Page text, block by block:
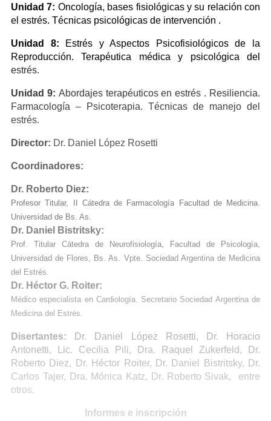
Unidad 7: Oncología, bases fisiológicas y su relación con
el estrés. Técnicas psicológicas de intervención .
Unidad 8: Estrés y Aspectos Psicofisiológicos de la
Reproducción. Terapéutica médica y psicológica del
estrés.
Unidad 9: Abordajes terapéuticos en estrés . Resiliencia.
Farmacología – Psicoterapia. Técnicas de manejo del
estrés.
Director: Dr. Daniel López Rosetti
Coordinadores:
Dr. Roberto Diez:
Profesor Titular, II Cátedra de Farmacología Facultad de Medicina.
Universidad de Bs. As.
Dr. Daniel Bistritsky:
Prof. Titular Cátedra de Neurofisiología, Facultad de Psicología,
Universidad de Flores, Bs. As. Vpte. Sociedad Argentina de Medicina
del Estrés.
Dr. Héctor G. Roiter:
Médico especialista en Cardiología. Secretario Sociedad Argentina de
Medicina del Estrés.
Disertantes: Dr. Daniel López Rosetti, Dr. Horacio
Antonetti, Lic. Cecilia Pili, Dra. Raquel Zukerfeld, Dr.
Roberto Diez, Dr. Héctor Roiter, Dr. Daniel Bistritsky, Dr.
Carlos Tajer, Dra. Mónica Katz, Dr. Roberto Sivak, entre
otros.
Informes e inscripción